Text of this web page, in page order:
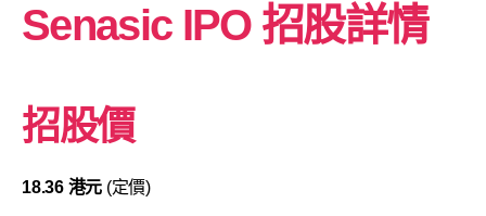
SenasicIPO 招股詳情
招股價
18.36 港元 (定價)